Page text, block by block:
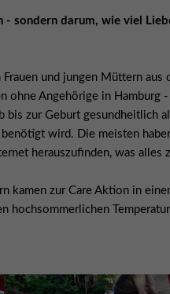
sondern darum, wie viel
und jungen Müttern aus
ohne Angehörige in Hamburg
bis zur Geburt gesundheitlich
wird. Die meisten
herauszufinden, was alles
kamen zur Care Aktion in
hochsommerlichen